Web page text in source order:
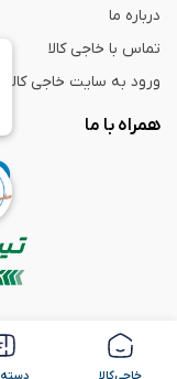
خاجی‌کالا
درباره ما
تماس با خاجی کالا
ورود به سایت خاجی‌ کالا
همراه با ما
استفاده از مطالب فروشگاه